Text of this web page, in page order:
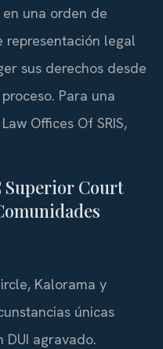
una orden de
representación legal
sus derechos desde
Para una
Offices Of SRIS,
Superior Court
Kalorama y
únicas
DUI agravado.